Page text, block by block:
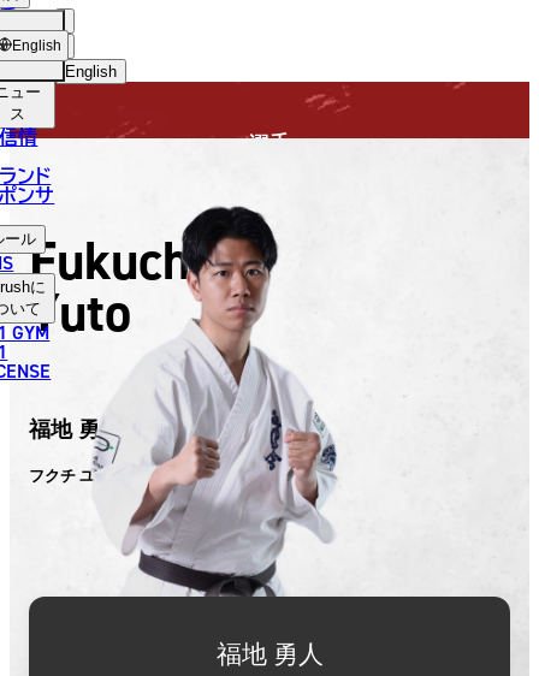
English
中文（简体）
中文（繁體）
ไทย
العربية
ョッ
プ
ュー
ス
情
ンド
ンサ
ール
に
いて
GYM
English
選手
Fukuchi
Yuto
福地 勇人
フクチ ユウト
福地 勇人